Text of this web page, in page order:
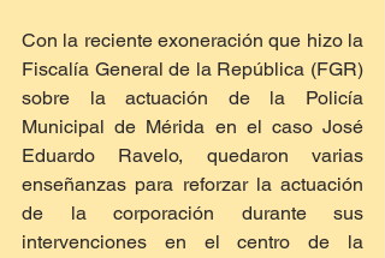
Con la reciente exoneración que hizo la
Fiscalía General de la República (FGR)
sobre la actuación de la Policía
Municipal de Mérida en el caso José
Eduardo Ravelo, quedaron varias
enseñanzas para reforzar la actuación
de la corporación durante sus
intervenciones en el centro de la